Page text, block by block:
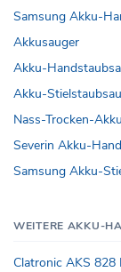
Samsung Akku-
Akkusauger
Akku-
Akku-
Nass-Trocken-
Severin Akku-
Samsung Akku-
WEITERE AKKU-
Clatronic AKS 828